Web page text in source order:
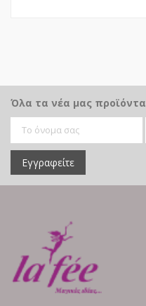
Όλα τα νέα μας προϊόντα
Εγγραφείτε